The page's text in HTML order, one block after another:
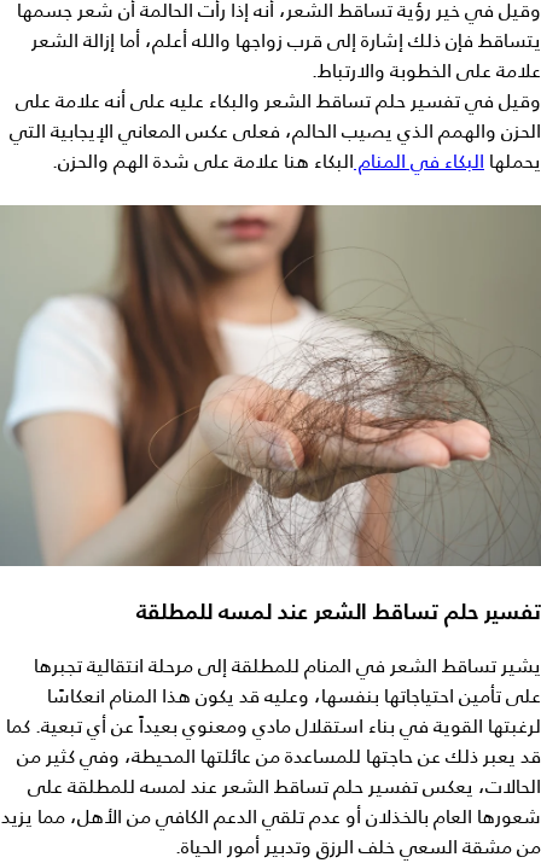
وقيل في خير رؤية تساقط الشعر، أنه إذا رأت الحالمة أن شعر جسمها
يتساقط فإن ذلك إشارة إلى قرب زواجها والله أعلم، أما إزالة الشعر
علامة على الخطوبة والارتباط.
وقيل فيتفسير حلم تساقط الشعر والبكاء عليه على أنه علامة على
الحزن والهمم الذي يصيب الحالم، فعلى عكس المعاني الإيجابية التي
يحملها البكاء في المنامالبكاء هنا علامة على شدة الهم والحزن.
تفسير حلم تساقط الشعر عند لمسه للمطلقة
يشير تساقط الشعر في المنام للمطلقة إلى مرحلة انتقالية تجبرها
على تأمين احتياجاتها بنفسها، وعليه قد يكون هذا المنام انعكاسًا
لرغبتها القوية في بناء استقلال مادي ومعنوي بعيداً عن أي تبعية. كما
قد يعبر ذلك عن حاجتها للمساعدة من عائلتها المحيطة، وفي كثير من
الحالات، يعكس تفسير حلم تساقط الشعر عند لمسه للمطلقة على
شعورها العام بالخذلان أو عدم تلقي الدعم الكافي من الأهل، مما يزيد
من مشقة السعي خلف الرزق وتدبير أمور الحياة.